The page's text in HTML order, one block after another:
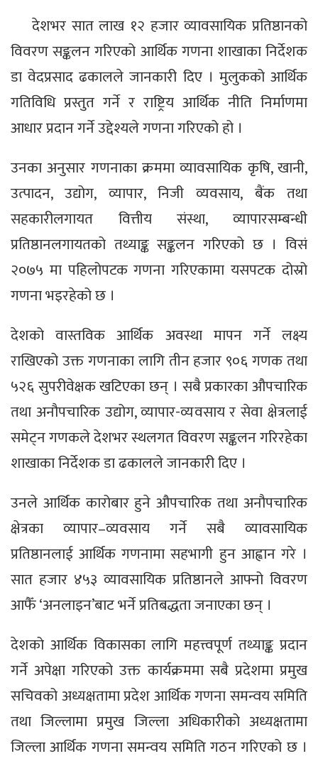
देशभर सात लाख १२ हजार व्यावसायिक प्रतिष्ठानको
विवरण सङ्कलन गरिएको आर्थिक गणना शाखाका निर्देशक
डा वेदप्रसाद ढकालले जानकारी दिए । मुलुकको आर्थिक
गतिविधि प्रस्तुत गर्ने र राष्ट्रिय आर्थिक नीति निर्माणमा
आधार प्रदान गर्ने उद्देश्यले गणना गरिएको हो ।
उनका अनुसार गणनाका क्रममा व्यावसायिक कृषि, खानी,
उत्पादन, उद्योग, व्यापार, निजी व्यवसाय, बैंक तथा
सहकारीलगायत वित्तीय संस्था, व्यापारसम्बन्धी
प्रतिष्ठानलगायतको तथ्याङ्क सङ्कलन गरिएको छ । विसं
२०७५ मा पहिलोपटक गणना गरिएकामा यसपटक दोस्रो
गणना भइरहेको छ ।
देशको वास्तविक आर्थिक अवस्था मापन गर्ने लक्ष्य
राखिएको उक्त गणनाका लागि तीन हजार ९०६ गणक तथा
५२६ सुपरीवेक्षक खटिएका छन् । सबै प्रकारका औपचारिक
तथा अनौपचारिक उद्योग, व्यापार-व्यवसाय र सेवा क्षेत्रलाई
समेट्न गणकले देशभर स्थलगत विवरण सङ्कलन गरिरहेका
शाखाका निर्देशक डा ढकालले जानकारी दिए ।
उनले आर्थिक कारोबार हुने औपचारिक तथा अनौपचारिक
क्षेत्रका व्यापार–व्यवसाय गर्ने सबै व्यावसायिक
प्रतिष्ठानलाई आर्थिक गणनामा सहभागी हुन आह्वान गरे ।
सात हजार ४५३ व्यावसायिक प्रतिष्ठानले आफ्नो विवरण
आफैँ ‘अनलाइन’बाट भर्ने प्रतिबद्धता जनाएका छन् ।
देशको आर्थिक विकासका लागि महत्त्वपूर्ण तथ्याङ्क प्रदान
गर्ने अपेक्षा गरिएको उक्त कार्यक्रममा सबै प्रदेशमा प्रमुख
सचिवको अध्यक्षतामा प्रदेश आर्थिक गणना समन्वय समिति
तथा जिल्लामा प्रमुख जिल्ला अधिकारीको अध्यक्षतामा
जिल्ला आर्थिक गणना समन्वय समिति गठन गरिएको छ ।